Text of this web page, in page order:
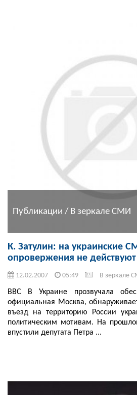
Публикации / В зеркале СМИ
К. Затулин: на украинские
опровержения не действуют
12.02.2007 05:49 В зеркале
ВВС В Украине прозвучала
официальная Москва,
въезд на территорию России
политическим мотивам. На
впустили депутата Петра ...